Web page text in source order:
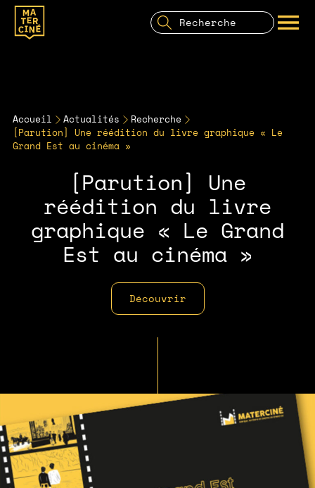
Recherche
pour:
Recherche
[Parution] Une
réédition du livre
graphique « Le Grand
Est au cinéma »
Découvrir
Accueil Actualités
Recherche
[Parution] Une réédition du livre graphique « Le
Grand Est au cinéma »